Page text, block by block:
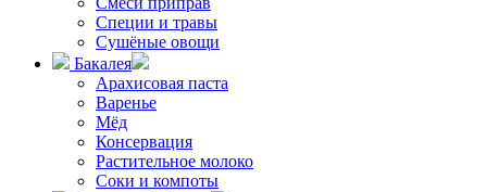
Специи и травы
Сушёные овощи
Бакалея
Арахисовая паста
Варенье
Мёд
Консервация
Растительное молоко
Соки и компоты